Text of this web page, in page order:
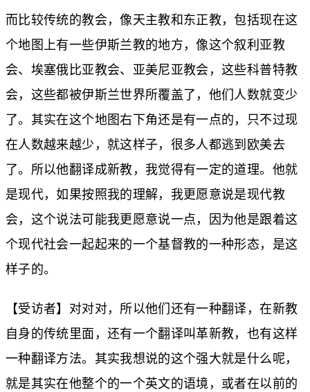
而比较传统的教会，像天主教和东正教，包括现在这
个地图上有一些伊斯兰教的地方，像这个叙利亚教
会、埃塞俄比亚教会、亚美尼亚教会，这些科普特教
会，这些都被伊斯兰世界所覆盖了，他们人数就变少
了。其实在这个地图右下角还是有一点的，只不过现
在人数越来越少，就这样子，很多人都逃到欧美去
了。所以他翻译成新教，我觉得有一定的道理。他就
是现代，如果按照我的理解，我更愿意说是现代教
会，这个说法可能我更愿意说一点，因为他是跟着这
个现代社会一起起来的一个基督教的一种形态，是这
样子的。
【受访者】对对对，所以他们还有一种翻译，在新教
自身的传统里面，还有一个翻译叫革新教，也有这样
一种翻译方法。其实我想说的这个强大就是什么呢，
就是其实在他整个的一个英文的语境，或者在以前的